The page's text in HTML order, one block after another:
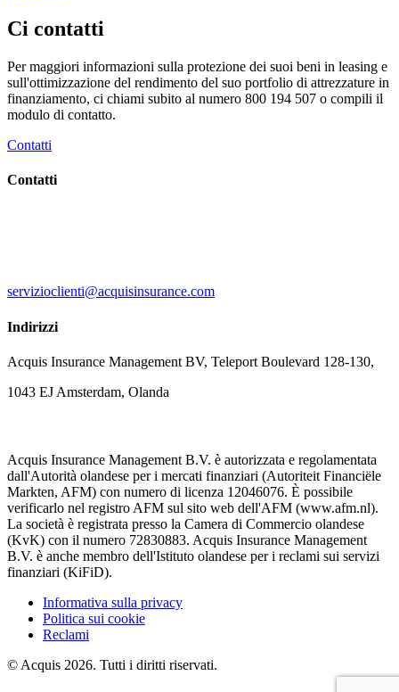
Ci contatti
Per maggiori informazioni sulla protezione dei suoi beni in leasing e
sull'ottimizzazione del rendimento del suo portfolio di attrezzature in
finanziamento, ci chiami subito al numero 800 194 507 o compili il
modulo di contatto.
Contatti
Contatti
servizioclienti@acquisinsurance.com
Indirizzi
Acquis Insurance Management BV, Teleport Boulevard 128-130,
1043 EJ Amsterdam, Olanda
Acquis Insurance Management B.V. è autorizzata e regolamentata
dall'Autorità olandese per i mercati finanziari (Autoriteit Financiële
Markten, AFM) con numero di licenza 12046076. È possibile
verificarlo nel registro AFM sul sito web dell'AFM (www.afm.nl).
La società è registrata presso la Camera di Commercio olandese
(KvK) con il numero 72830883. Acquis Insurance Management
B.V. è anche membro dell'Istituto olandese per i reclami sui servizi
finanziari (KiFiD).
Informativa sulla privacy
Politica sui cookie
Reclami
© Acquis 2026. Tutti i diritti riservati.